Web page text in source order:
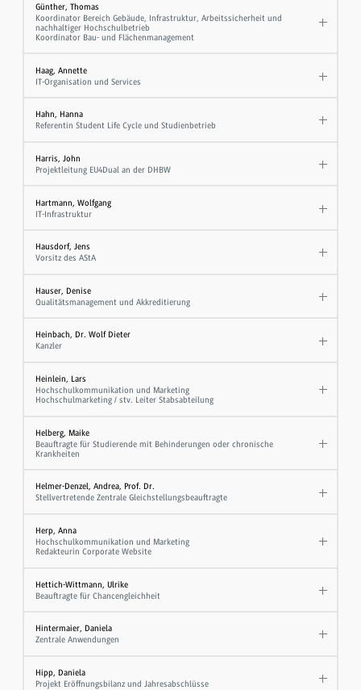
Günther, Thomas
Koordinator Bereich Gebäude, Infrastruktur, Arbeitssicherheit und
nachhaltiger Hochschulbetrieb
Koordinator Bau- und Flächenmanagement
Haag, Annette
IT-Organisation und Services
Hahn, Hanna
Referentin Student Life Cycle und Studienbetrieb
Harris, John
Projektleitung EU4Dual an der DHBW
Hartmann, Wolfgang
IT-Infrastruktur
Hausdorf, Jens
Vorsitz des AStA
Hauser, Denise
Qualitätsmanagement und Akkreditierung
Heinbach, Dr. Wolf Dieter
Kanzler
Heinlein, Lars
Hochschulkommunikation und Marketing
Hochschulmarketing / stv. Leiter Stabsabteilung
Helberg, Maike
Beauftragte für Studierende mit Behinderungen oder chronische
Krankheiten
Helmer-Denzel, Andrea, Prof. Dr.
Stellvertretende Zentrale Gleichstellungsbeauftragte
Herp, Anna
Hochschulkommunikation und Marketing
Redakteurin Corporate Website
Hettich-Wittmann, Ulrike
Beauftragte für Chancengleichheit
Hintermaier, Daniela
Zentrale Anwendungen
Hipp, Daniela
Projekt Eröffnungsbilanz und Jahresabschlüsse